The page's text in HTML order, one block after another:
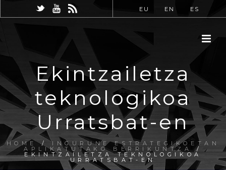
EU EN ES
Ekintzailetza
teknologikoa
Urratsbat-en
HOME/ INGURUNE ESTRATEGIKOETAN
APLIKATUTAKO BERRIKUNTZA /
EKINTZAILETZA TEKNOLOGIKOA
URRATSBAT-EN